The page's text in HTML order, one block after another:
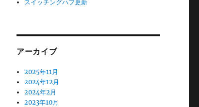
スイッチングハブ更新
アーカイブ
2025年11月
2024年12月
2024年2月
2023年10月